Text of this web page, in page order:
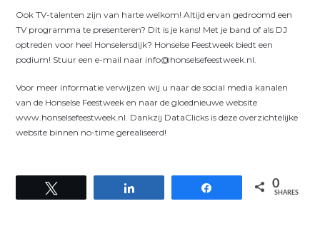
Ook TV-talenten zijn van harte welkom! Altijd ervan gedroomd een
TV programma te presenteren? Dit is je kans! Met je band of als DJ
optreden voor heel Honselersdijk? Honselse Feestweek biedt een
podium! Stuur een e-mail naar info@honselsefeestweek.nl.
Voor meer informatie verwijzen wij u naar de social media kanalen
van de Honselse Feestweek en naar de gloednieuwe website
www.honselsefeestweek.nl. Dankzij DataClicks is deze overzichtelijke
website binnen no-time gerealiseerd!
0
SHARES